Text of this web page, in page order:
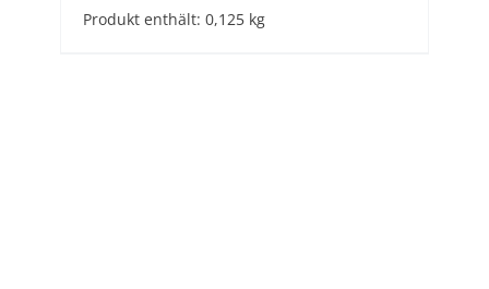
Produkt enthält: 0,125 kg